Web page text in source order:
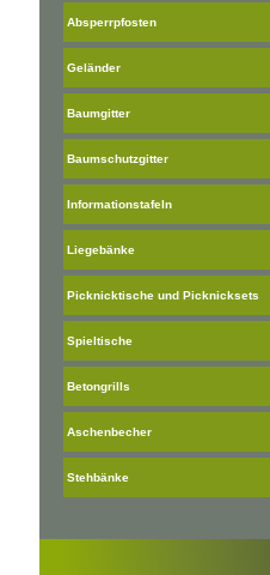
Absperrpfosten
Geländer
Baumgitter
Baumschutzgitter
Informationstafeln
Liegebänke
Picknicktische und Picknicksets
Spieltische
Betongrills
Aschenbecher
Stehbänke